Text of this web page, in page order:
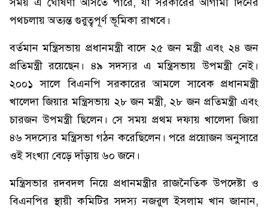
পথচলায় অত্যন্ত গুরুত্বপূর্ণ ভূমিকা রাখবে।
বর্তমান মন্ত্রিসভায় প্রধানমন্ত্রী বাদে ২৫ জন মন্ত্রী এবং ২৪ জন
প্রতিমন্ত্রী রয়েছেন। ৪৯ সদস্যর এ মন্ত্রিসভায় উপমন্ত্রী নেই।
২০০১ সালে বিএনপি সরকারের আমলে সাবেক প্রধানমন্ত্রী
খালেদা জিয়ার মন্ত্রিসভায় ২৮ জন মন্ত্রী, ২৮ জন প্রতিমন্ত্রী এবং
চারজন উপমন্ত্রী ছিলেন। সে সময় প্রথম দফায় খালেদা জিয়া
৪৬ সদস্যের মন্ত্রিসভা গঠন করেছিলেন। পরে প্রয়োজন অনুসারে
ওই সংখ্যা বেড়ে দাঁড়ায় ৬০ জনে।
মন্ত্রিসভার রদবদল নিয়ে প্রধানমন্ত্রীর রাজনৈতিক উপদেষ্টা ও
বিএনপির স্থায়ী কমিটির সদস্য নজরুল ইসলাম খান জানান,